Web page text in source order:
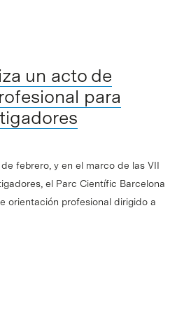
un acto de
para
febrero, y en el marco de las VII
el Parc Científic Barcelona
orientación profesional dirigido a